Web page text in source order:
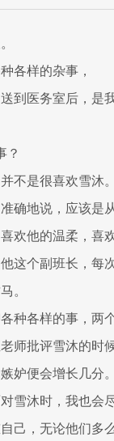
各样的杂事，
到医务室后，是
？
不是很喜欢雪沐。
确地说，应该是
欢他的温柔，喜
这个副班长，每
。
种各样的事，两
师批评雪沐的时
妒便会增长几分。
雪沐时，我也会
己，无论他们多